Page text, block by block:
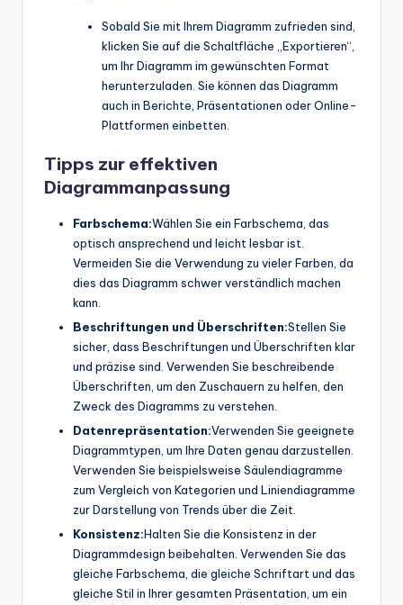
Sobald Sie mit Ihrem Diagramm zufrieden sind,
klicken Sie auf die Schaltfläche „Exportieren“,
um Ihr Diagramm im gewünschten Format
herunterzuladen. Sie können das Diagramm
auch in Berichte, Präsentationen oder Online-
Plattformen einbetten.
Tipps zur effektiven
Diagrammanpassung
Farbschema:Wählen Sie ein Farbschema, das
optisch ansprechend und leicht lesbar ist.
Vermeiden Sie die Verwendung zu vieler Farben, da
dies das Diagramm schwer verständlich machen
kann.
Beschriftungen und Überschriften:Stellen Sie
sicher, dass Beschriftungen und Überschriften klar
und präzise sind. Verwenden Sie beschreibende
Überschriften, um den Zuschauern zu helfen, den
Zweck des Diagramms zu verstehen.
Datenrepräsentation:Verwenden Sie geeignete
Diagrammtypen, um Ihre Daten genau darzustellen.
Verwenden Sie beispielsweise Säulendiagramme
zum Vergleich von Kategorien und Liniendiagramme
zur Darstellung von Trends über die Zeit.
Konsistenz:Halten Sie die Konsistenz in der
Diagrammdesign beibehalten. Verwenden Sie das
gleiche Farbschema, die gleiche Schriftart und das
gleiche Stil in Ihrer gesamten Präsentation, um ein